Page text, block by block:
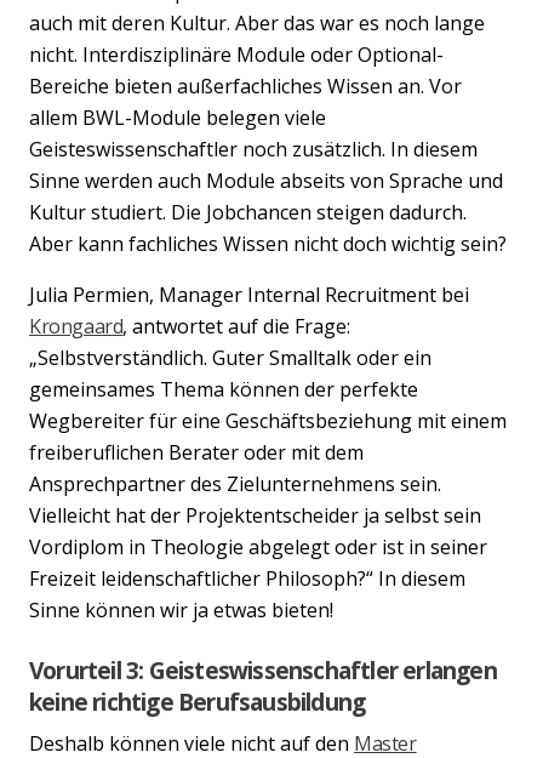
auch mit deren Kultur. Aber das war es noch lange
nicht. Interdisziplinäre Module oder Optional-
Bereiche bieten außerfachliches Wissen an. Vor
allem BWL-Module belegen viele
Geisteswissenschaftler noch zusätzlich. In diesem
Sinne werden auch Module abseits von Sprache und
Kultur studiert. Die Jobchancen steigen dadurch.
Aber kann fachliches Wissen nicht doch wichtig sein?
Julia Permien, Manager Internal Recruitment bei
Krongaard, antwortet auf die Frage:
„Selbstverständlich. Guter Smalltalk oder ein
gemeinsames Thema können der perfekte
Wegbereiter für eine Geschäftsbeziehung mit einem
freiberuflichen Berater oder mit dem
Ansprechpartner des Zielunternehmens sein.
Vielleicht hat der Projektentscheider ja selbst sein
Vordiplom in Theologie abgelegt oder ist in seiner
Freizeit leidenschaftlicher Philosoph?“ In diesem
Sinne können wir ja etwas bieten!
Vorurteil 3: Geisteswissenschaftler erlangen
keine richtige Berufsausbildung
Deshalb können viele nicht auf den Master